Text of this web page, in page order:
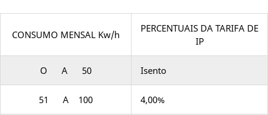
CONSUMO MENSAL Kw/h
PERCENTUAIS DA TARIFA DE
IP
O A 50 Isento
51 A 100 4,00%